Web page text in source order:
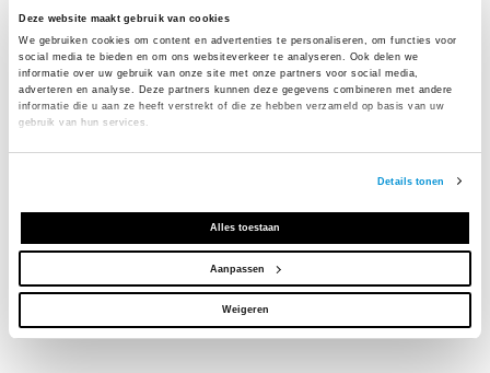
Deze website maakt gebruik van cookies
We gebruiken cookies om content en advertenties te personaliseren, om functies voor
social media te bieden en om ons websiteverkeer te analyseren. Ook delen we
informatie over uw gebruik van onze site met onze partners voor social media,
adverteren en analyse. Deze partners kunnen deze gegevens combineren met andere
informatie die u aan ze heeft verstrekt of die ze hebben verzameld op basis van uw
gebruik van hun services.
Details tonen
Alles toestaan
Aanpassen
Weigeren